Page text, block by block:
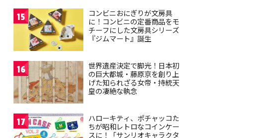
15
コンビニおにぎりが文房具
に！コンビニの定番商品をモ
チーフにした文房具シリーズ
『ジムマート』誕生
16
世界遺産決定で脚光！日本初
の巨大都城・藤原京を創り上
げた知られざる女帝・持統天
皇の凄絶な執念
17
ハローキティ、ポチャッコた
ちが昭和レトロなコインケー
スに！「サンリオキャラクタ